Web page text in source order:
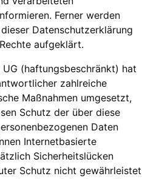
Ferner werden
Datenschutzerklärung
aufgeklärt.
(haftungsbeschränkt) hat
zahlreiche
Maßnahmen umgesetzt,
Schutz der über diese
Daten
Internetbasierte
Sicherheitslücken
Schutz nicht gewährleistet